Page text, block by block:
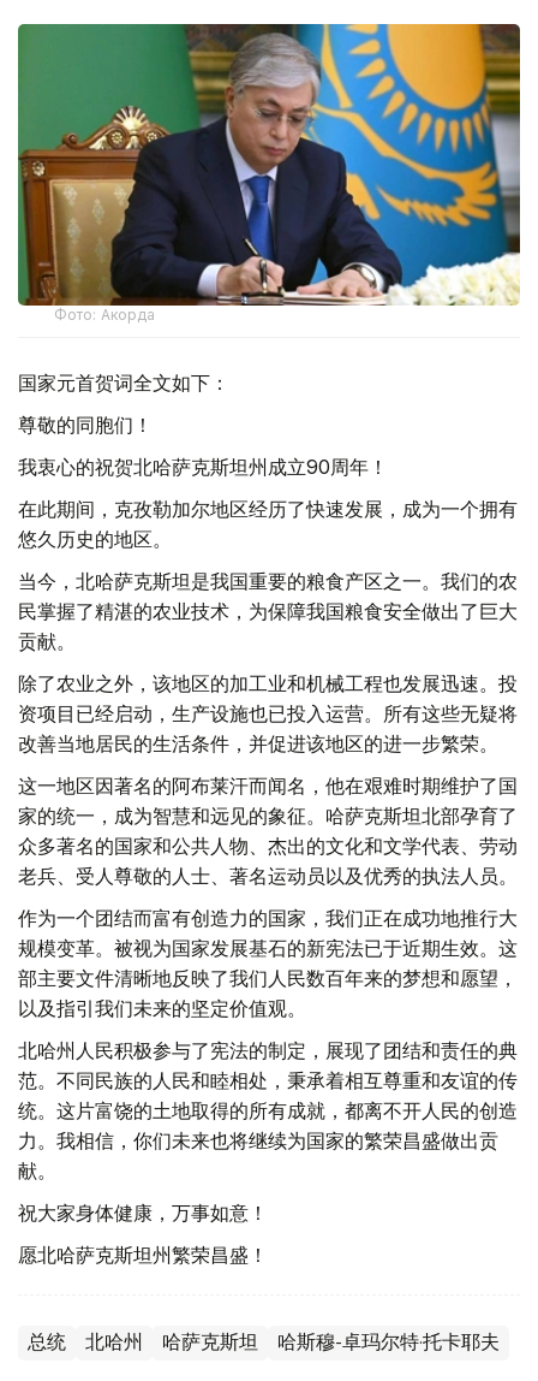
Фото: Акорда
国家元首贺词全文如下：
尊敬的同胞们！
我衷心的祝贺北哈萨克斯坦州成立90周年！
在此期间，克孜勒加尔地区经历了快速发展，成为一个拥有
悠久历史的地区。
当今，北哈萨克斯坦是我国重要的粮食产区之一。我们的农
民掌握了精湛的农业技术，为保障我国粮食安全做出了巨大
贡献。
除了农业之外，该地区的加工业和机械工程也发展迅速。投
资项目已经启动，生产设施也已投入运营。所有这些无疑将
改善当地居民的生活条件，并促进该地区的进一步繁荣。
这一地区因著名的阿布莱汗而闻名，他在艰难时期维护了国
家的统一，成为智慧和远见的象征。哈萨克斯坦北部孕育了
众多著名的国家和公共人物、杰出的文化和文学代表、劳动
老兵、受人尊敬的人士、著名运动员以及优秀的执法人员。
作为一个团结而富有创造力的国家，我们正在成功地推行大
规模变革。被视为国家发展基石的新宪法已于近期生效。这
部主要文件清晰地反映了我们人民数百年来的梦想和愿望，
以及指引我们未来的坚定价值观。
北哈州人民积极参与了宪法的制定，展现了团结和责任的典
范。不同民族的人民和睦相处，秉承着相互尊重和友谊的传
统。这片富饶的土地取得的所有成就，都离不开人民的创造
力。我相信，你们未来也将继续为国家的繁荣昌盛做出贡
献。
祝大家身体健康，万事如意！
愿北哈萨克斯坦州繁荣昌盛！
总统 北哈州 哈萨克斯坦 哈斯穆-卓玛尔特·托卡耶夫